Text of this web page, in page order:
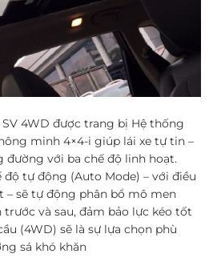
4WD được trang bị Hệ thống
minh 4×4-i giúp lái xe tự tin –
với ba chế độ linh hoạt.
độ tự động (Auto Mode) – với điều
– sẽ tự động phân bổ mô men
và sau, đảm bảo lực kéo tốt
(4WD) sẽ là sự lựa chọn phù
sá khó khăn